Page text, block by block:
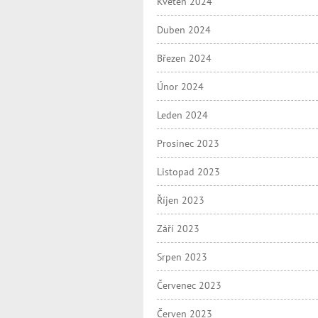
Duben 2024
Březen 2024
Únor 2024
Leden 2024
Prosinec 2023
Listopad 2023
Říjen 2023
Září 2023
Srpen 2023
Červenec 2023
Červen 2023